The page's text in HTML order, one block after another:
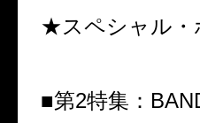
★スペシャル・
■第2特集：